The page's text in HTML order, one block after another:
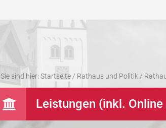
Sie sind hier: Startseite/ Rathaus und Politik /
Leistungen (inkl.